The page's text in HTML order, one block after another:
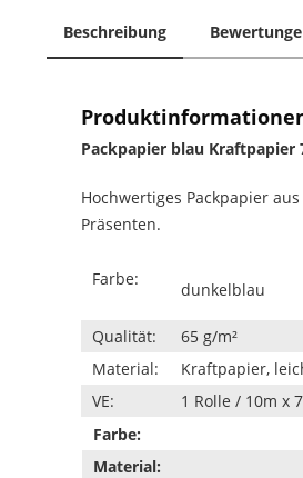
Beschreibung
Packpapier blau
Hochwertiges Packpapier
Präsenten.
Farbe:
dunkelblau
Qualität:
65 g/m²
Material:
Kraftpapier,
VE:
1 Rolle / 10m x
Farbe:
Material: